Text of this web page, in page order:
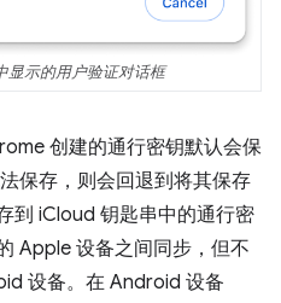
显示的用户验证对话框
创建的通行密钥默认会保
保存，则会回退到将其保存
到 iCloud 钥匙串中的通行密
Apple 设备之间同步，但不
设备。在 Android 设备